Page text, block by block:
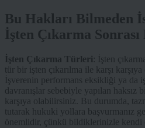
Bu Hakları Bilmeden
İşten Çıkarma Sonrası
İşten Çıkarma Türleri : İşten
tür bir işten çıkarılma ile karşı
İşverenin performans eksikliği ya da
davranışlar sebebiyle yapılan haksız
karşıya olabilirsiniz. Bu durumda,
tutarak hukuki yollara başvurmanız
önemlidir, çünkü bildiklerinizle kendi